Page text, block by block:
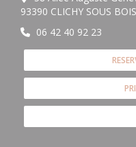
93390 CLICHY SOUS BOIS
06 42 40 92 23